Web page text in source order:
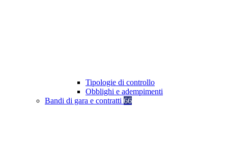
Tipologie di controllo
Obblighi e adempimenti
Bandi di gara e contratti 66